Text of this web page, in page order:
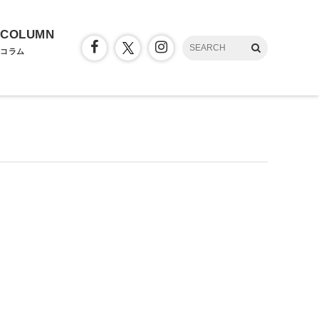
COLUMN
コラム